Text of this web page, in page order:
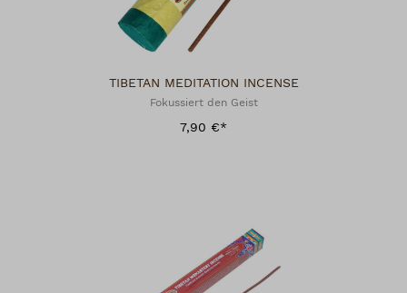
TIBETAN MEDITATION INCENSE
Fokussiert den Geist
7,90 €*